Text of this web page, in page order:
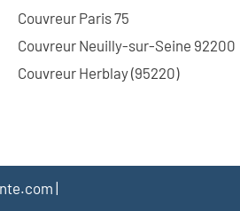
Couvreur Paris 75
Couvreur Neuilly-sur-Seine 92200
Couvreur Herblay (95220)
|